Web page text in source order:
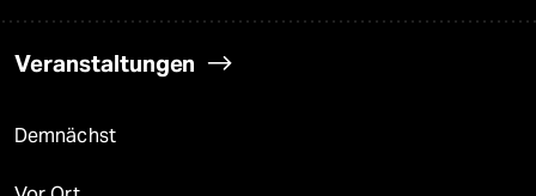
Veranstaltungen
Demnächst